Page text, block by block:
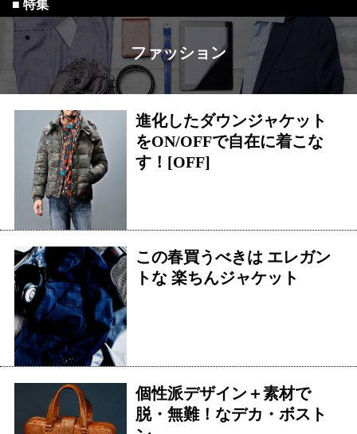
ファッション
進化したダウンジャケット
をON/OFFで自在に着こな
す！[OFF]
この春買うべきは エレガン
トな 楽ちんジャケット
個性派デザイン＋素材で
脱・無難！なデカ・ボスト